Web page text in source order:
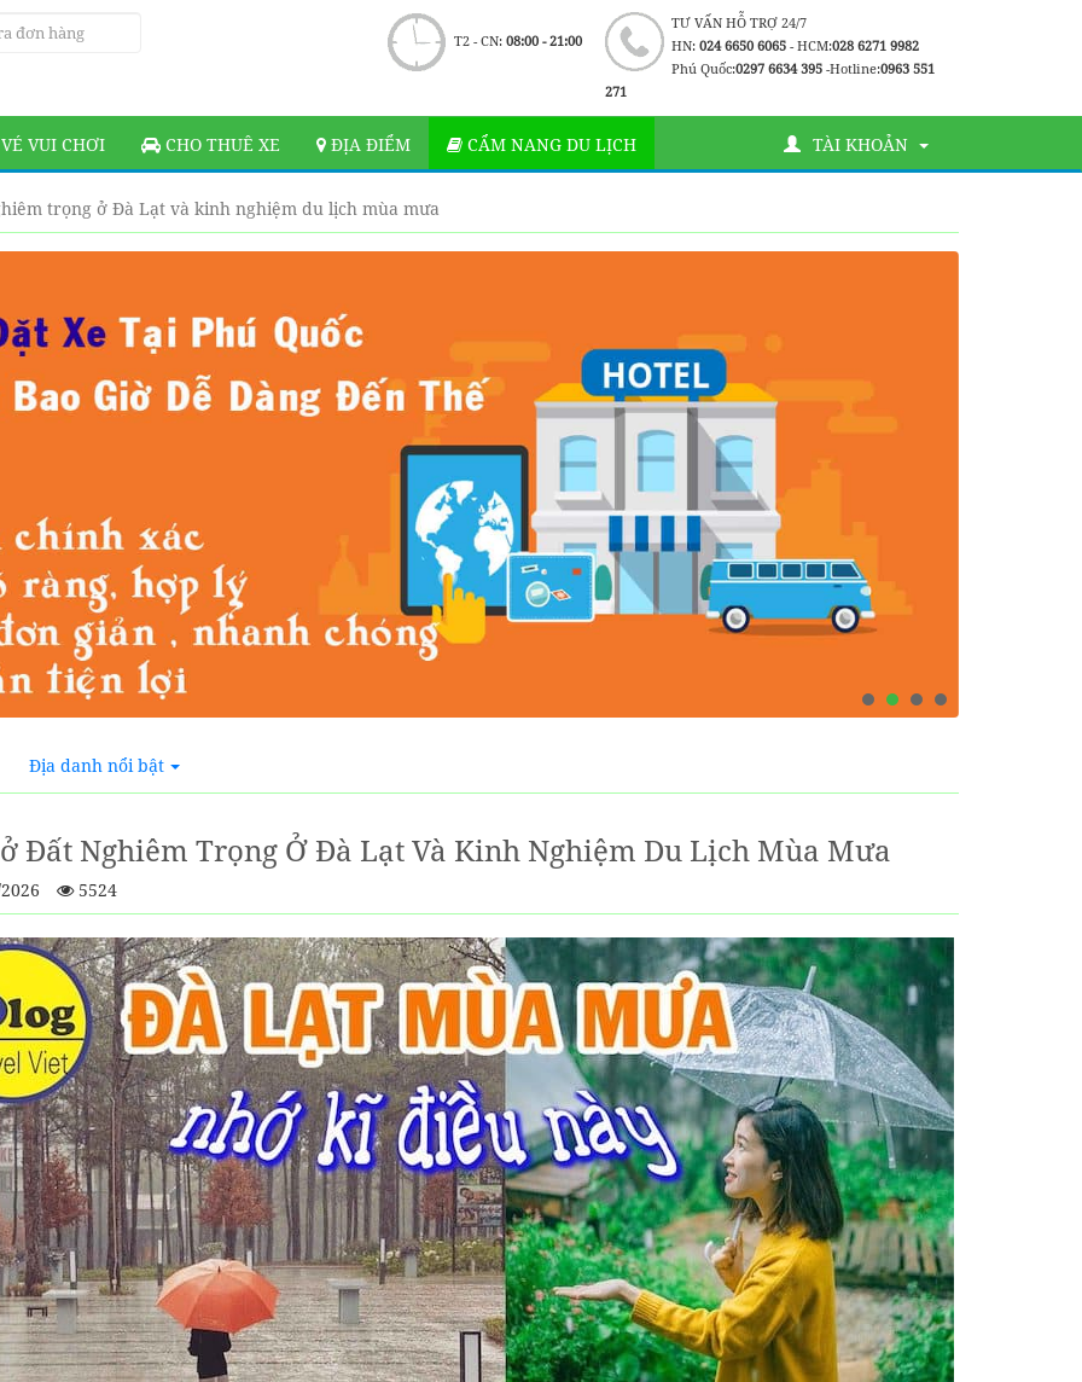
TƯ VẤN HỖ TRỢ 24/7
HN: 024 6650 6065- HCM:028 6271 9982
Phú Quốc:0297 6634 395 -Hotline:0963 551
271
T2 - CN: 08:00 - 21:00
VÉ VUI CHƠI CHO THUÊ XE ĐỊA ĐIỂM CẨM NANG DU LỊCH TÀI KHOẢN
trọng ở Đà Lạt và kinh nghiệm du lịch mùa mưa
Địa danh nổi bật
Đất Nghiêm Trọng Ở Đà Lạt Và Kinh Nghiệm Du Lịch Mùa Mưa
5524